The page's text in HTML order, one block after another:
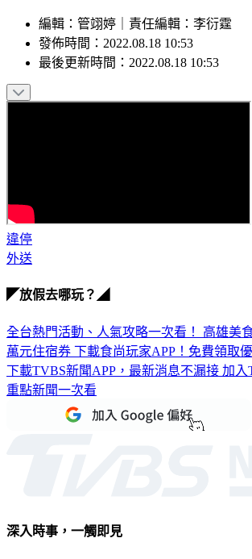
編輯 ： 管翊婷 責任編輯 ： 李衍霆
發佈時間： 2022.08.18 10:53
最後更新時間： 2022.08.18 10:53
違停
外送
◤放假去哪玩？◢
全台熱門活動、人氣攻略一次看！ 高雄美
萬元住宿券 下載食尚玩家APP！免費領取
下載TVBS新聞APP，最新消息不漏接 加入
重點新聞一次看
深入時事，一觸即見